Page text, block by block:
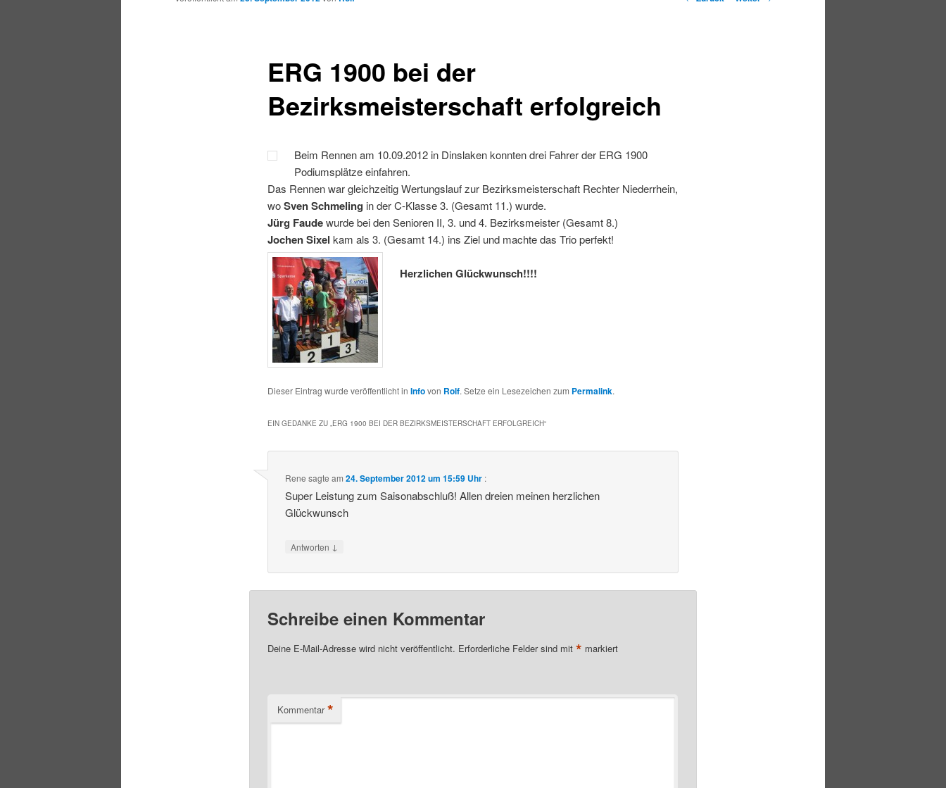
ERG 1900 bei der
Bezirksmeisterschaft erfolgreich
Beim Rennen am 10.09.2012 in Dinslaken konnten drei Fahrer der ERG 1900
Podiumsplätze einfahren.
Das Rennen war gleichzeitig Wertungslauf zur Bezirksmeisterschaft Rechter Niederrhein,
woSven Schmeling in der C-Klasse 3. (Gesamt 11.) wurde.
Jürg Faudewurde bei den Senioren II, 3. und 4. Bezirksmeister (Gesamt 8.)
Jochen Sixel kam als 3. (Gesamt 14.) ins Ziel und machte das Trio perfekt!
Herzlichen Glückwunsch!!!!
Dieser Eintrag wurde veröffentlicht in Infovon Rolf. Setze ein Lesezeichen zum Permalink.
EIN GEDANKE ZU „ERG 1900 BEI DER BEZIRKSMEISTERSCHAFT ERFOLGREICH“
Rene sagte am24. September 2012 um 15:59 Uhr :
Super Leistung zum Saisonabschluß! Allen dreien meinen herzlichen
Glückwunsch
Antworten ↓
Schreibe einen Kommentar
Deine E-Mail-Adresse wird nicht veröffentlicht. Erforderliche Felder sind mit * markiert
Kommentar *